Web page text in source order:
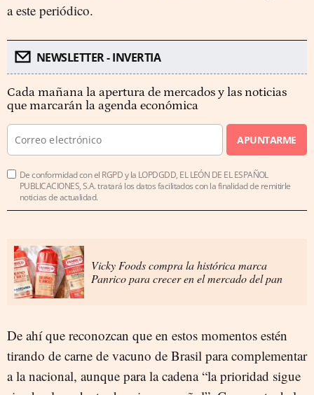
a este periódico.
NEWSLETTER - INVERTIA
Cada mañana la apertura de mercados y las noticias
que marcarán la agenda económica
APUNTARME
De conformidad con el RGPD y la LOPDGDD, EL LEÓN DE EL ESPAÑOL
PUBLICACIONES, S.A. tratará los datos facilitados con la finalidad de remitirle
noticias de actualidad.
Vicky Foods compra la histórica marca
Panrico para crecer en el mercado del pan
De ahí que reconozcan que en estos momentos estén
tirando de carne de vacuno de Brasil para complementar
a la nacional, aunque para la cadena “la prioridad sigue